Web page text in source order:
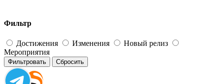
Фильтр
Достижения Изменения
Новый релиз
Мероприятия
Фильтровать Сбросить